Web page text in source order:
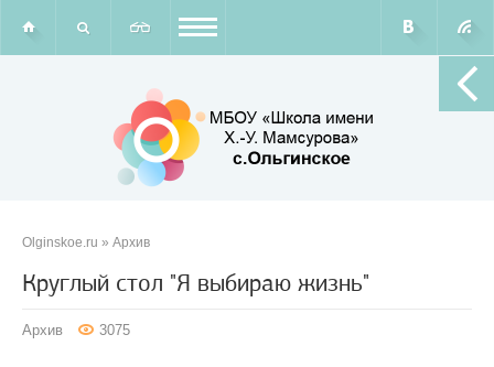
Olginskoe.ru » Архив
Круглый стол "Я выбираю жизнь"
Архив 3075